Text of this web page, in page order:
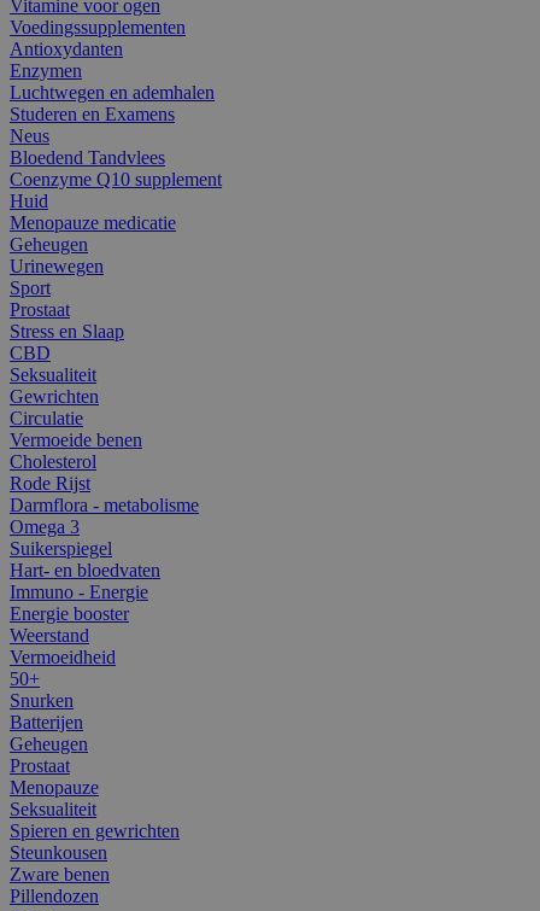
Vitamine voor ogen
Voedingssupplementen
Antioxydanten
Enzymen
Luchtwegen en ademhalen
Studeren en Examens
Neus
Bloedend Tandvlees
Coenzyme Q10 supplement
Huid
Menopauze medicatie
Geheugen
Urinewegen
Sport
Prostaat
Stress en Slaap
CBD
Seksualiteit
Gewrichten
Circulatie
Vermoeide benen
Cholesterol
Rode Rijst
Darmflora - metabolisme
Omega 3
Suikerspiegel
Hart- en bloedvaten
Immuno - Energie
Energie booster
Weerstand
Vermoeidheid
50+
Snurken
Batterijen
Geheugen
Prostaat
Menopauze
Seksualiteit
Spieren en gewrichten
Steunkousen
Zware benen
Pillendozen